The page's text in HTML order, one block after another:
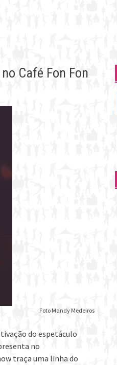
Café Fon Fon
Foto Mandy Medeiros
do espetáculo
no
traça uma linha do